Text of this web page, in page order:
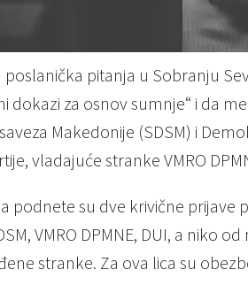
pitanja u Sobranju
dokazi za osnov sumnje“ i da
Makedonije (SDSM) i
vladajuće stranke VMRO
podnete su dve krivične prijave
VMRO DPMNE, DUI, a niko
stranke. Za ova lica su